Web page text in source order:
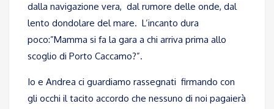
dalla navigazione vera, dal rumore delle onde, dal
lento dondolare del mare. L’incanto dura
poco:”Mamma si fa la gara a chi arriva prima allo
scoglio di Porto Caccamo?”.
Io e Andrea ci guardiamo rassegnati firmando con
gli occhi il tacito accordo che nessuno di noi pagaierà